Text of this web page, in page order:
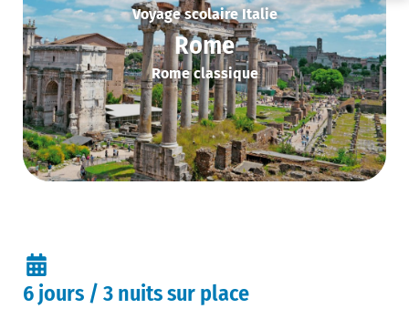
Voyage scolaire Italie
Rome
Rome classique
6 jours / 3 nuits sur place